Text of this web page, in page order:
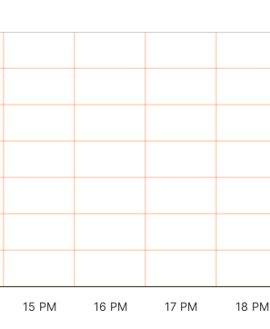
15 PM 16 PM 17 PM 18 PM